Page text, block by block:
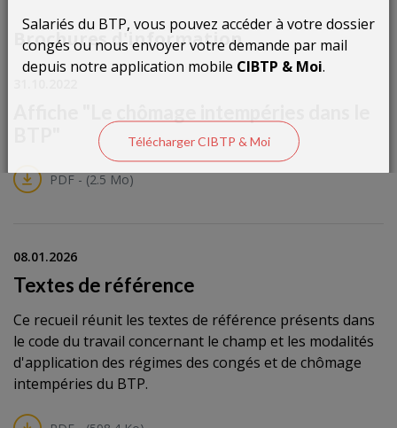
Brochures d'information
PDF - (2.5 Mo)
08.01.2026
Textes de référence
Ce recueil réunit les textes de référence présents dans
le code du travail concernant le champ et les modalités
d'application des régimes des congés et de chômage
intempéries du BTP.
Salariés du BTP, vous pouvez accéder à votre dossier
congés ou nous envoyer votre demande par mail
depuis notre application mobile CIBTP & Moi.
Télécharger CIBTP & Moi